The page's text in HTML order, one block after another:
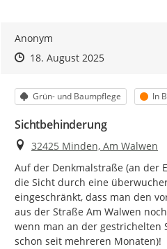
Anonym
Zeitpunkt des Erstellens
Zeitpunkt des Erstellens
18. August 2025Zur Äußerung
Kategorie
Grün- und Baumpflege In
Sichtbehinderung
Ort
32425 Minden, Am Walwen
Auf der Denkmalstraße (an der
die Sicht durch eine
eingeschränkt, dass man den
aus der Straße Am Walwen
wenn man an der gestrichelten
schon seit mehreren Monaten)!